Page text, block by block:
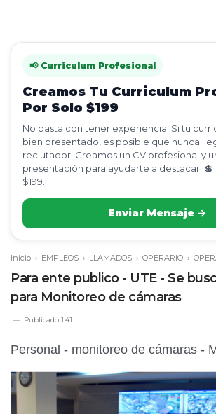
📢 Curriculum Profesional
Creamos Tu Curriculum
Por Solo $199
No basta con tener experiencia. Si tu
bien presentado, es posible que nunca
reclutador. Creamos un CV profesional y
presentación para ayudarte a destacar.
$199.
Enviar Mensaje →
Inicio › EMPLEOS › LLAMADOS › OPERARIO ›
Para ente publico - UTE - Se
para Monitoreo de cámaras
Publicado 1:41
Personal - monitoreo de cámaras -